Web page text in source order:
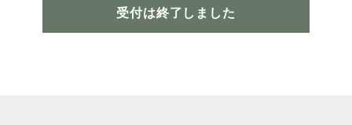
受付は終了しました